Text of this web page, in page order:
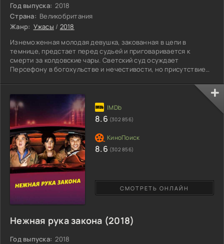
Год выпуска: 2018
Страна: Великобритания
Жанр: Ужасы / 2018
Изнеможенная молодая девушка, закованная в цепи в
темнице, предстает перед судьей и приговаривается к
смерти за колдовские чары. Светский суд осуждает
Персефону в богохульстве и нечестивости, но присутствие
обвиняемую от рук инквизиции. Преподобная мать
настаивает на том, чтобы забрать осужденную и переправить
ее в закрытый монастырь, где новенькая проведет остаток
жизни. Гостья прибывает в святые места, где знакомится с
другими спасенными
Нежная рука закона (2018)
Год выпуска: 2018
СМОТРЕТЬ ОНЛАЙН
8.6 (302 856)
8.6 (302 856)